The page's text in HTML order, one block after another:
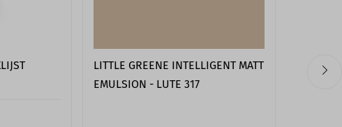
LITTLE GREENE INTELLIGENT MATT
EMULSION - LUTE 317
PAINT